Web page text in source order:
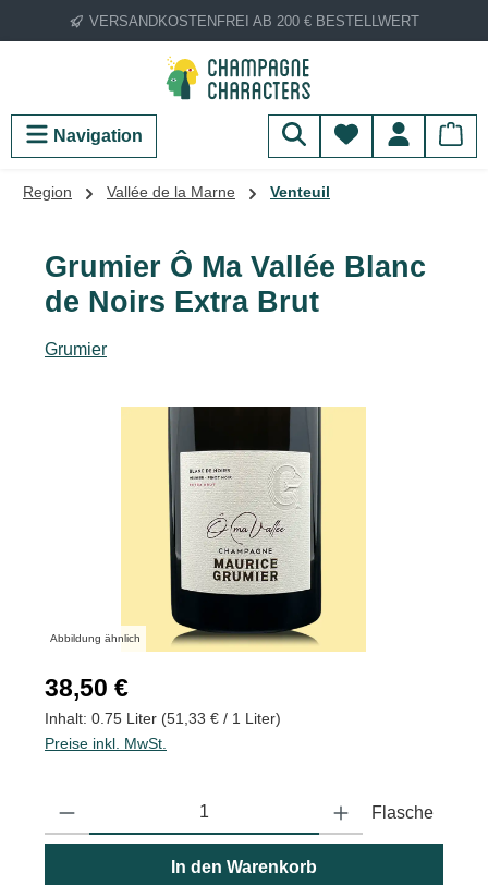
Zum Hauptinhalt springen
VERSANDKOSTENFREI AB 200 € BESTELLWERT
Navigation Du hast 0
Region Vallée de la Marne Venteuil
Grumier Ô Ma Vallée Blanc
de Noirs Extra Brut
Grumier
Bildergalerie überspringen
Abbildung ähnlich
Regulärer Preis:
38,50 €
Inhalt: 0.75 Liter (51,33 € / 1 Liter)
Preise inkl. MwSt.
Produkt Anzahl: Gib den gewünschten Wert ein oder benutze
Flasche
In den Warenkorb